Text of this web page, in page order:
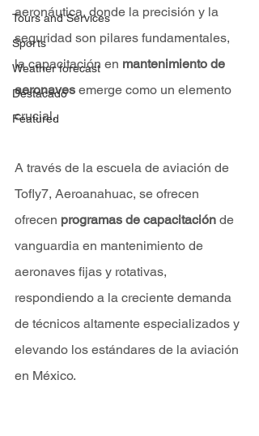
Tours and Services
Sports
Weather forecast
Destacado
Featured
aeronáutica, donde la precisión y la
seguridad son pilares fundamentales,
la capacitación en mantenimiento de
aeronaves emerge como un elemento
crucial.
A través de la escuela de aviación de
Tofly7, Aeroanahuac, se ofrecen
ofrecen programas de capacitación de
vanguardia en mantenimiento de
aeronaves fijas y rotativas,
respondiendo a la creciente demanda
de técnicos altamente especializados y
elevando los estándares de la aviación
en México.